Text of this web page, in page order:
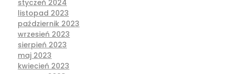
styczeń 2024
listopad 2023
październik 2023
wrzesień 2023
sierpień 2023
maj 2023
kwiecień 2023